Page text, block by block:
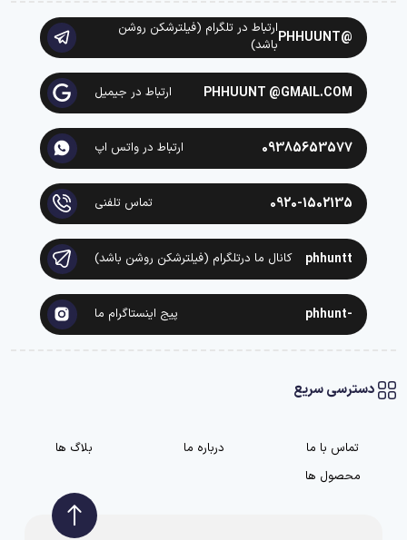
@PHHUUNT
ارتباط در تلگرام (فیلترشکن روشن
باشد)
PHHUUNT @GMAIL.COM ارتباط در جیمیل
09385653577 ارتباط در واتس اپ
0920-1502135 تماس تلفنی
phhuntt کانال ما درتلگرام (فیلترشکن روشن باشد)
-phhunt پیج اینستاگرام ما
دسترسی سریع
تماس با ما درباره ما
بلاگ ها
محصول ها